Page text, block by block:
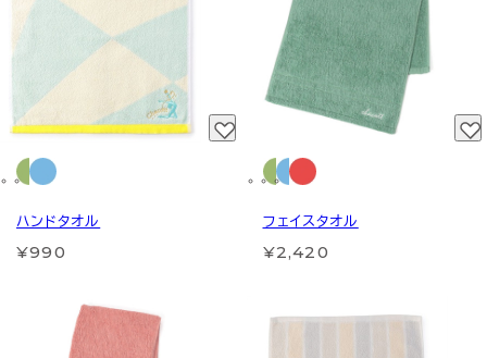
ハンドタオル
¥990
フェイスタオル
¥2,420